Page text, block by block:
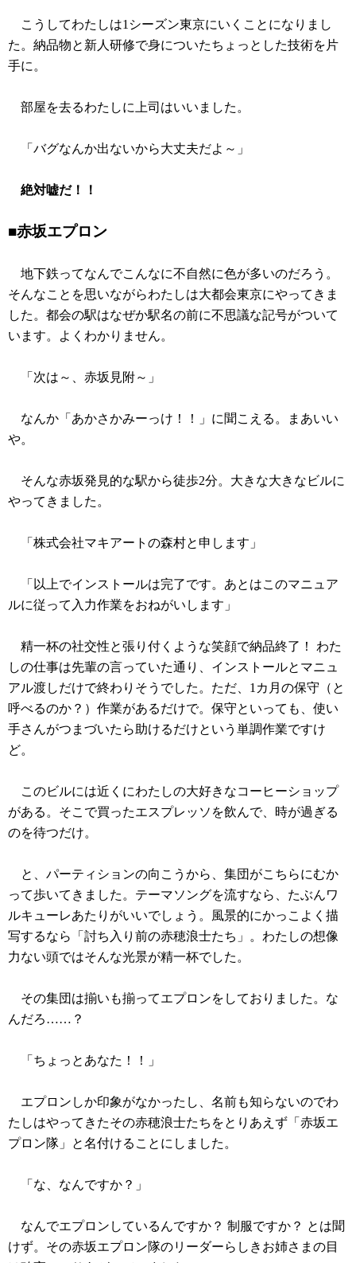
こうしてわたしは1シーズン東京にいくことになりまし
た。納品物と新人研修で身についたちょっとした技術を片
手に。
部屋を去るわたしに上司はいいました。
「バグなんか出ないから大丈夫だよ～」
絶対嘘だ！！
■赤坂エプロン
地下鉄ってなんでこんなに不自然に色が多いのだろう。
そんなことを思いながらわたしは大都会東京にやってきま
した。都会の駅はなぜか駅名の前に不思議な記号がついて
います。よくわかりません。
「次は～、赤坂見附～」
なんか「あかさかみーっけ！！」に聞こえる。まあいい
や。
そんな赤坂発見的な駅から徒歩2分。大きな大きなビルに
やってきました。
「株式会社マキアートの森村と申します」
「以上でインストールは完了です。あとはこのマニュア
ルに従って入力作業をおねがいします」
精一杯の社交性と張り付くような笑顔で納品終了！ わた
しの仕事は先輩の言っていた通り、インストールとマニュ
アル渡しだけで終わりそうでした。ただ、1カ月の保守（と
呼べるのか？）作業があるだけで。保守といっても、使い
手さんがつまづいたら助けるだけという単調作業ですけ
ど。
このビルには近くにわたしの大好きなコーヒーショップ
がある。そこで買ったエスプレッソを飲んで、時が過ぎる
のを待つだけ。
と、パーティションの向こうから、集団がこちらにむか
って歩いてきました。テーマソングを流すなら、たぶんワ
ルキューレあたりがいいでしょう。風景的にかっこよく描
写するなら「討ち入り前の赤穂浪士たち」。わたしの想像
力ない頭ではそんな光景が精一杯でした。
その集団は揃いも揃ってエプロンをしておりました。な
んだろ……？
「ちょっとあなた！！」
エプロンしか印象がなかったし、名前も知らないのでわ
たしはやってきたその赤穂浪士たちをとりあえず「赤坂エ
プロン隊」と名付けることにしました。
「な、なんですか？」
なんでエプロンしているんですか？ 制服ですか？ とは聞
けず。その赤坂エプロン隊のリーダーらしきお姉さまの目